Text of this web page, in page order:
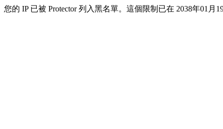
您的 IP 已被 Protector 列入黑名單。這個限制已在 2038年01月